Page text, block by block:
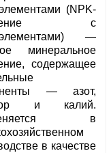
(NPK-
c
—
минеральное
содержащее
— азот,
и калий.
в
в качестве